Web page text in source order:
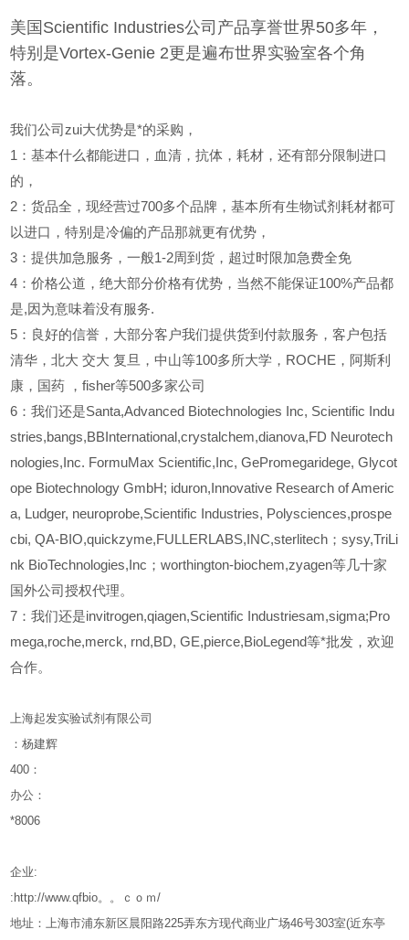
美国Scientific Industries公司产品享誉世界50多年，
特别是Vortex-Genie 2更是遍布世界实验室各个角
落。
我们公司zui大优势是*的采购，
1
：基本什么都能进口，血清，抗体，耗材，还有部分限制进口
的，
2 ：货品全，现经营过700多个品牌，基本所有生物试剂耗材都可
以进口，特别是冷偏的产品那就更有优势，
3 ：提供加急服务，一般1-2周到货，超过时限加急费全免
4 ：价格公道，绝大部分价格有优势，当然不能保证100%产品都
是,因为意味着没有服务.
5 ：良好的信誉，大部分客户我们提供货到付款服务，客户包括
清华，北大 交大 复旦，中山等100多所大学，ROCHE，阿斯利
康，国药
，fisher等500多家公司
6 ：我们还是Santa,Advanced Biotechnologies Inc, Scientific Indu
stries,bangs,BBInternational,crystalchem,dianova,FD Neurotech
nologies,Inc. FormuMax Scientific,Inc, GePromegaridege, Glycot
ope Biotechnology GmbH; iduron,Innovative Research of Americ
a, Ludger, neuroprobe,Scientific Industries, Polysciences,prospe
cbi, QA-BIO,quickzyme,FULLERLABS,INC,sterlitech；sysy,TriLi
nk BioTechnologies,Inc；worthington-biochem,zyagen等几十家
国外公司授权代理。
7：我们还是invitrogen,qiagen,Scientific Industriesam,sigma;Pro
mega,roche,merck, rnd,BD, GE,pierce,BioLegend等*批发，欢迎
合作。
上海起发实验试剂有限公司
：杨建辉
400 ：
办公：
*8006
企业:
:http://www.qfbio。。ｃｏｍ/
地址：上海市浦东新区晨阳路225弄东方现代商业广场46号303室(近东亭